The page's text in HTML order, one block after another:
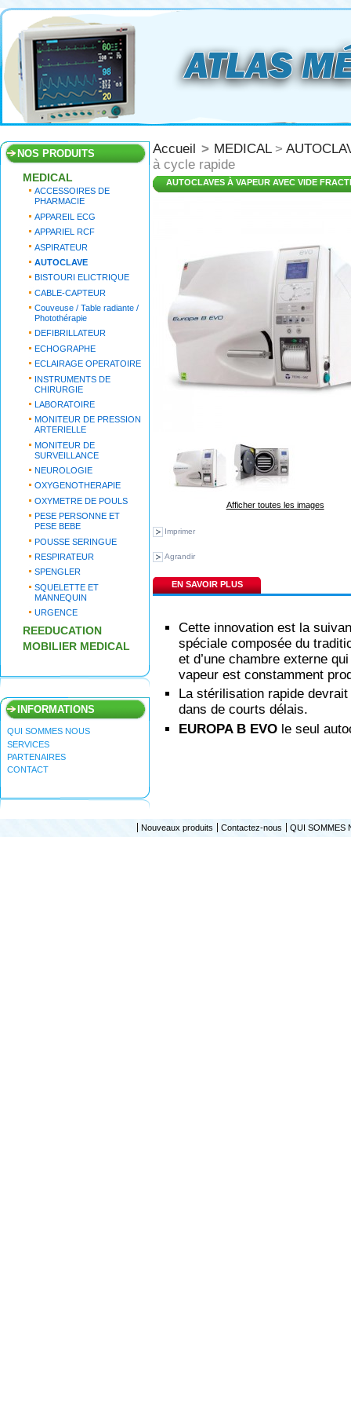
NOS PRODUITS
MEDICAL
ACCESSOIRES DE
PHARMACIE
APPAREIL ECG
APPARIEL RCF
ASPIRATEUR
AUTOCLAVE
BISTOURI ELICTRIQUE
CABLE-CAPTEUR
Couveuse / Table radiante /
Photothérapie
DEFIBRILLATEUR
ECHOGRAPHE
ECLAIRAGE OPERATOIRE
INSTRUMENTS DE
CHIRURGIE
LABORATOIRE
MONITEUR DE PRESSION
ARTERIELLE
MONITEUR DE
SURVEILLANCE
NEUROLOGIE
OXYGENOTHERAPIE
OXYMETRE DE POULS
PESE PERSONNE ET
PESE BEBE
POUSSE SERINGUE
RESPIRATEUR
SPENGLER
SQUELETTE ET
MANNEQUIN
URGENCE
REEDUCATION
MOBILIER MEDICAL
INFORMATIONS
QUI SOMMES NOUS
SERVICES
PARTENAIRES
CONTACT
Accueil > MEDICAL>
à cycle rapide
AUTOCLAVES À VAPEUR AVEC VIDE
Afficher toutes les images
Imprimer
Agrandir
EN SAVOIR PLUS
Cette innovation est la
spéciale composée du
et d’une chambre externe
vapeur est constamment
La stérilisation rapide
dans de courts délais.
EUROPA B EVO le seul
Nouveaux produits Contactez-nous QUI SOMMES